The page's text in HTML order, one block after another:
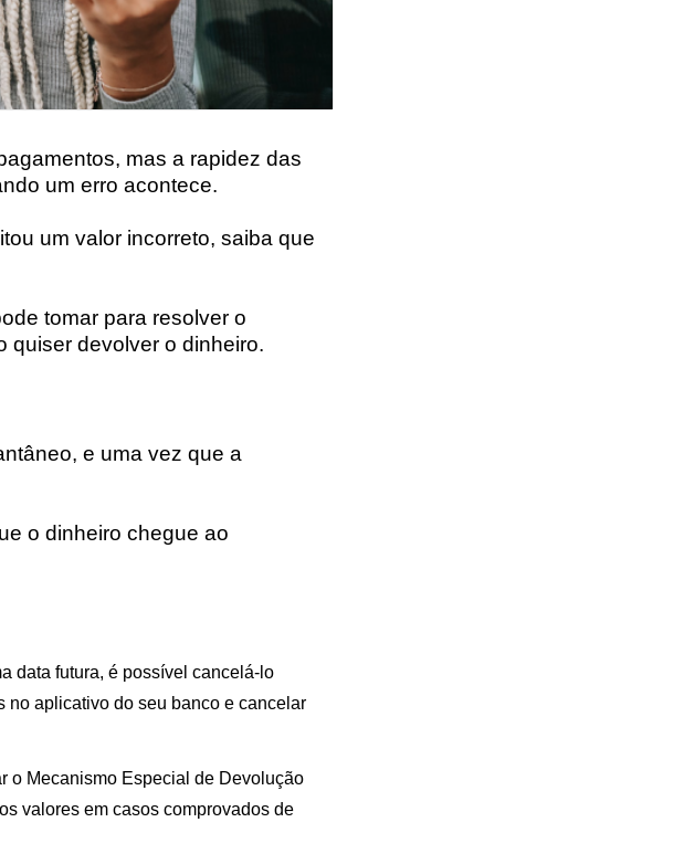
mas a rapidez das
um erro acontece.
um valor incorreto, saiba que
tomar para resolver o
quiser devolver o dinheiro.
e uma vez que a
o dinheiro chegue ao
data futura, é possível cancelá-lo
no aplicativo do seu banco e cancelar
o Mecanismo Especial de Devolução
valores em casos comprovados de